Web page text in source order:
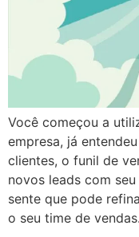
Você começou a
empresa, já
clientes, o funil de
novos leads com
sente que pode
o seu time de